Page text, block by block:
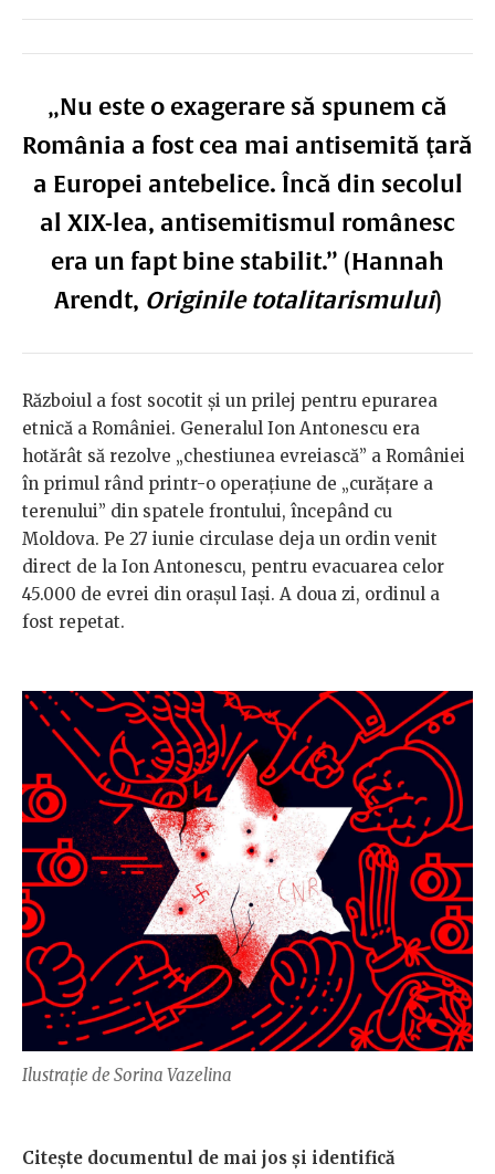
„Nu este o exagerare să spunem că
România a fost cea mai antisemită ţară
a Europei antebelice. Încă din secolul
al XIX-lea, antisemitismul românesc
era un fapt bine stabilit.” (Hannah
Arendt, Originile totalitarismului)
Războiul a fost socotit și un prilej pentru epurarea
etnică a României. Generalul Ion Antonescu era
hotărât să rezolve „chestiunea evreiască” a României
în primul rând printr-o operațiune de „curățare a
terenului” din spatele frontului, începând cu
Moldova. Pe 27 iunie circulase deja un ordin venit
direct de la Ion Antonescu, pentru evacuarea celor
45.000 de evrei din orașul Iași. A doua zi, ordinul a
fost repetat.
Ilustrație de Sorina Vazelina
Citește documentul de mai jos și identifică